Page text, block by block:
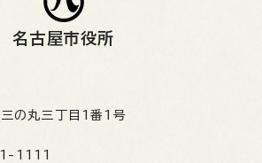
名古屋市役所
の丸三丁目1番1号
1111